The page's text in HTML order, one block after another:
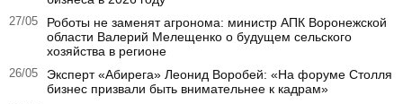
27/05
Роботы не заменят агронома: министр АПК Воронежской
области Валерий Мелещенко о будущем сельского
хозяйства в регионе
26/05
Эксперт «Абирега» Леонид Воробей: «На форуме Столля
бизнес призвали быть внимательнее к кадрам»